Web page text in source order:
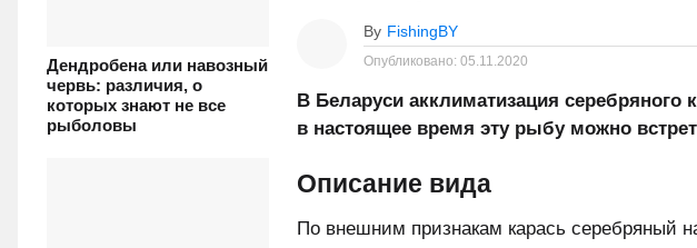
Дендробена или навозный
червь: различия, о
которых знают не все
рыболовы
By FishingBY
Опубликовано: 05.11.2020
В Беларуси акклиматизация серебряного
в настоящее время эту рыбу можно
Описание вида
По внешним признакам карась серебряный